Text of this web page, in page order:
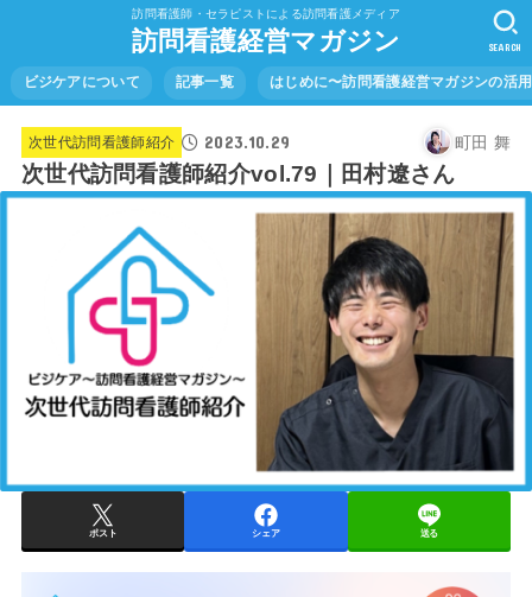
訪問看護師・セラピストによる訪問看護メディア
訪問看護経営マガジン
ビジケアについて 記事一覧 はじめに〜訪問看護経営マガジンの活
SEARCH
次世代訪問看護師紹介 2023.10.29 町田 舞
次世代訪問看護師紹介vol.79｜田村遼さん
ポスト シェア 送る